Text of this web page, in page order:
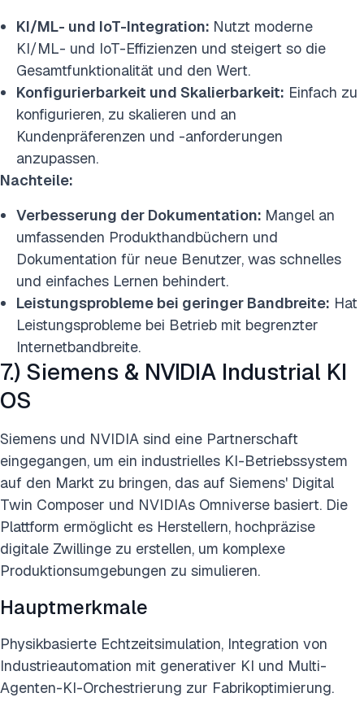
KI/ML- und IoT-Integration: Nutzt moderne
KI/ML- und IoT-Effizienzen und steigert so die
Gesamtfunktionalität und den Wert.
Konfigurierbarkeit und Skalierbarkeit: Einfach zu
konfigurieren, zu skalieren und an
Kundenpräferenzen und -anforderungen
anzupassen.
Nachteile:
Verbesserung der Dokumentation: Mangel an
umfassenden Produkthandbüchern und
Dokumentation für neue Benutzer, was schnelles
und einfaches Lernen behindert.
Leistungsprobleme bei geringer Bandbreite: Hat
Leistungsprobleme bei Betrieb mit begrenzter
Internetbandbreite.
7.) Siemens & NVIDIA Industrial KI
OS
Siemens und NVIDIA sind eine Partnerschaft
eingegangen, um ein industrielles KI-Betriebssystem
auf den Markt zu bringen, das auf Siemens' Digital
Twin Composer und NVIDIAs Omniverse basiert. Die
Plattform ermöglicht es Herstellern, hochpräzise
digitale Zwillinge zu erstellen, um komplexe
Produktionsumgebungen zu simulieren.
Hauptmerkmale
Physikbasierte Echtzeitsimulation, Integration von
Industrieautomation mit generativer KI und Multi-
Agenten-KI-Orchestrierung zur Fabrikoptimierung.